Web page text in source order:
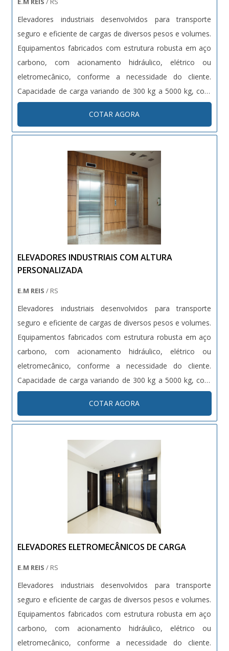
Elevadores industriais desenvolvidos para transporte
seguro e eficiente de cargas de diversos pesos e volumes.
Equipamentos fabricados com estrutura robusta em aço
carbono, com acionamento hidráulico, elétrico ou
eletromecânico, conforme a necessidade do cliente.
Capacidade de carga variando de 300 kg a 5000 kg, com
altura de elevação customizável. Dotados de sistemas de
segurança como sensores de carga, travas automáticas e
proteções contra quedas. Projetos sob medida conforme
COTAR AGORA
ELEVADORES INDUSTRIAIS COM ALTURA
PERSONALIZADA
E.M REIS / RS
Elevadores industriais desenvolvidos para transporte
seguro e eficiente de cargas de diversos pesos e volumes.
Equipamentos fabricados com estrutura robusta em aço
carbono, com acionamento hidráulico, elétrico ou
eletromecânico, conforme a necessidade do cliente.
Capacidade de carga variando de 300 kg a 5000 kg, com
altura de elevação customizável. Dotados de sistemas de
segurança como sensores de carga, travas automáticas e
proteções contra quedas. Projetos sob medida conforme
normas técnicas vigentes (NR12, NBRs específicas).
COTAR AGORA
ELEVADORES ELETROMECÂNICOS DE CARGA
E.M REIS / RS
Elevadores industriais desenvolvidos para transporte
seguro e eficiente de cargas de diversos pesos e volumes.
Equipamentos fabricados com estrutura robusta em aço
carbono, com acionamento hidráulico, elétrico ou
eletromecânico, conforme a necessidade do cliente.